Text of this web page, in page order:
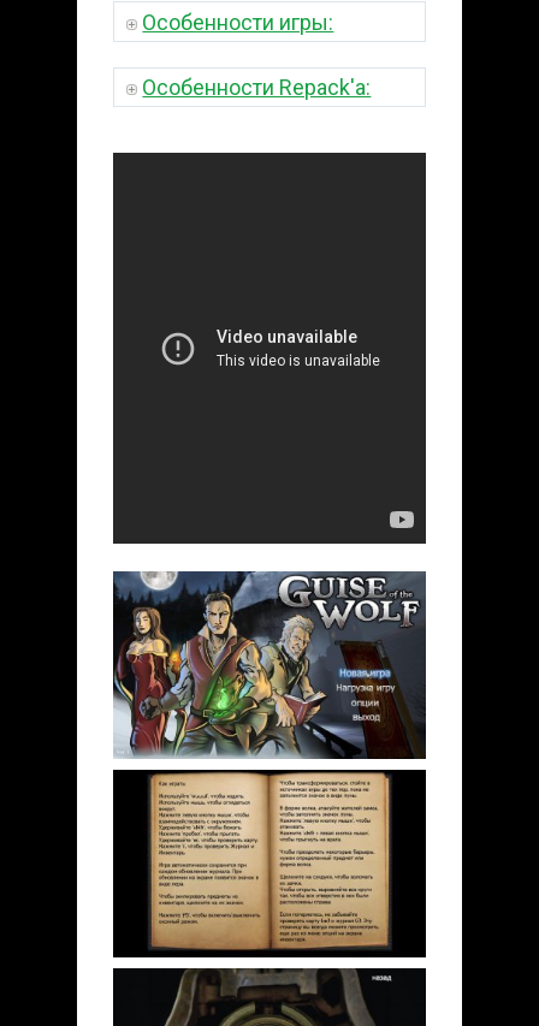
Особенности игры:
Особенности Repack'a: